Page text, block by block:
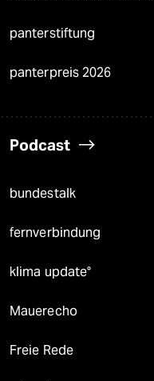
panterstiftung
panterpreis 2026
Podcast
bundestalk
fernverbindung
klima update°
Mauerecho
Freie Rede